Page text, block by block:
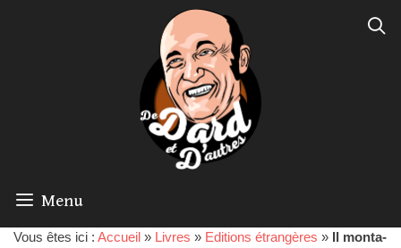
Menu
Vous êtes ici : Accueil » Livres » Editions étrangères » Il monta-